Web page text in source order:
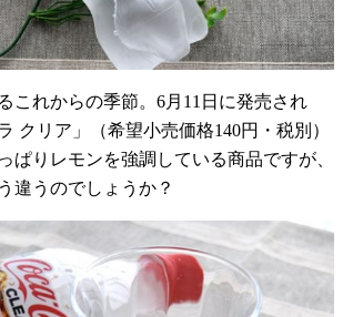
これからの季節。6月11日に発売され
クリア」（希望小売価格140円・税別）
りレモンを強調している商品ですが、
違うのでしょうか？